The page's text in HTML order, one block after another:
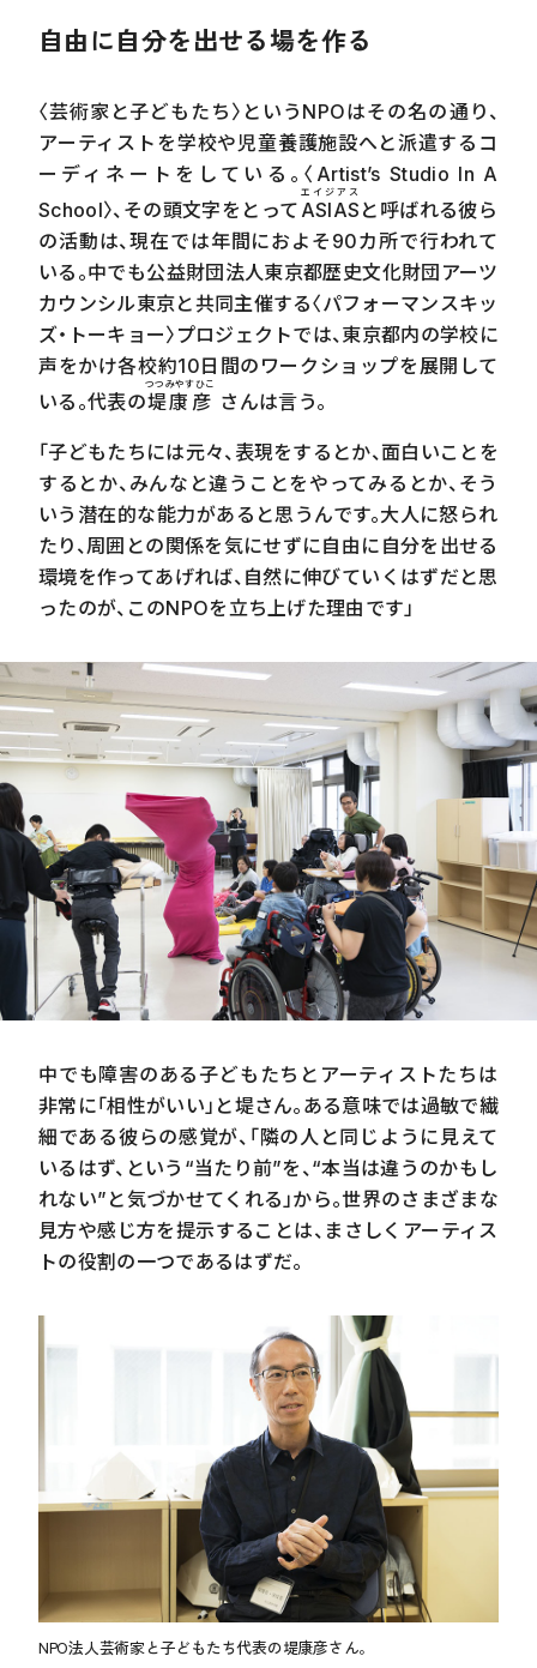
自由に自分を出せる場を作る
〈芸術家と子どもたち〉という NPOはその名の通り、
アーティストを学校や児童養護施設へと派遣するコ
ーディネートをしている。〈 Artist’s Studio In A
School〉、その頭文字をとって ASIAS
エイジアス
と呼ばれる彼ら
の活動は、現在では年間におよそ 90カ所で行われて
いる。中でも公益財団法人東京都歴史文化財団アーツ
カウンシル東京と共同主催する〈パフォーマンスキッ
ズ・トーキョー〉プロジェクトでは、東京都内の学校に
声をかけ各校約10日間のワークショップを展開して
いる。代表の堤康彦
つつみやすひこ
さんは言う。
「子どもたちには元々、表現をするとか、面白いことを
するとか、みんなと違うことをやってみるとか、そう
いう潜在的な能力があると思うんです。大人に怒られ
たり、周囲との関係を気にせずに自由に自分を出せる
環境を作ってあげれば、自然に伸びていくはずだと思
ったのが、このNPOを立ち上げた理由です」
中でも障害のある子どもたちとアーティストたちは
非常に「相性がいい」と堤さん。ある意味では過敏で繊
細である彼らの感覚が、「隣の人と同じように見えて
いるはず、という“当たり前”を、“本当は違うのかもし
れない”と気づかせてくれる」から。世界のさまざまな
見方や感じ方を提示することは、まさしくアーティス
トの役割の一つであるはずだ。
NPO法人芸術家と子どもたち代表の堤康彦さん。